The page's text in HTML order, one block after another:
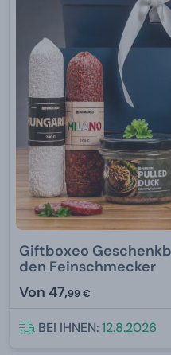
Giftboxeo
den Feinschmecker
Von 47,99 €
BEI IHNEN:12.8.2026